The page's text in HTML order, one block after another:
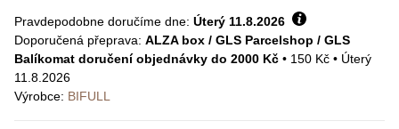
Pravdepodobne doručíme dne: Úterý 11.8.2026
ALZA box / GLS Parcelshop / GLS
Balíkomat doručení objednávky do 2000 Kč • 150 Kč • Úterý
11.8.2026
Výrobce: BIFULL